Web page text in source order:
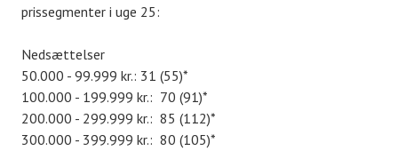
prissegmenter i uge 25:
Nedsættelser
50.000 - 99.999 kr.: 31 (55)*
100.000 - 199.999 kr.: 70 (91)*
200.000 - 299.999 kr.: 85 (112)*
300.000 - 399.999 kr.: 80 (105)*